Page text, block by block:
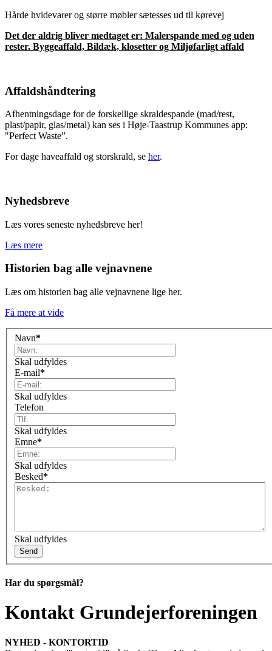
Hårde hvidevarer og større møbler sætesses ud til kørevej
Det der aldrig bliver medtaget er: Malerspande med og uden
rester. Byggeaffald, Bildæk, klosetter og Miljøfarligt affald
Affaldshåndtering
Afhentningsdage for de forskellige skraldespande (mad/rest,
plast/papir, glas/metal) kan ses i Høje-Taastrup Kommunes app:
"Perfect Waste”.
For dage haveaffald og storskrald, se her.
Nyhedsbreve
Læs vores seneste nyhedsbreve her!
Læs mere
Historien bag alle vejnavnene
Læs om historien bag alle vejnavnene lige her.
Få mere at vide
Navn*
Skal udfyldes
E-mail*
Skal udfyldes
Telefon
Skal udfyldes
Emne*
Skal udfyldes
Besked*
Skal udfyldes
Har du spørgsmål?
Kontakt Grundejerforeningen
NYHED - KONTORTID